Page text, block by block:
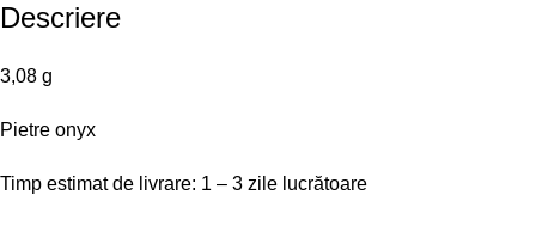
Descriere
3,08 g
Pietre onyx
Timp estimat de livrare: 1 – 3 zile lucrătoare